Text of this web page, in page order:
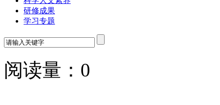
研修成果
学习专题
阅读量： 0